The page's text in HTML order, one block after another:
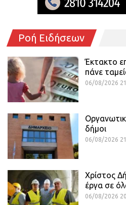
Ροή Ειδήσεων
Έκτακτο
πάνε
06/08/2026
δήμοι
06/08/2026
Χρίστος
έργα σε
06/08/2026